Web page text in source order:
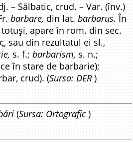
– Sălbatic, crud. – Var. (înv.)
barbare, din lat.barbarus. În
apare în rom. din sec.
sau din rezultatul ei sl.,
s. f.;barbarism, s. n.;
în stare de barbarie);
crud). (Sursa: DER)
(Sursa: Ortografic )